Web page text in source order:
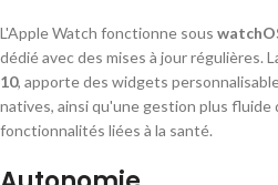
L'Apple Watch fonctionne sous
dédié avec des mises à jour régulières.
10, apporte des widgets
natives, ainsi qu'une gestion plus
fonctionnalités liées à la santé.